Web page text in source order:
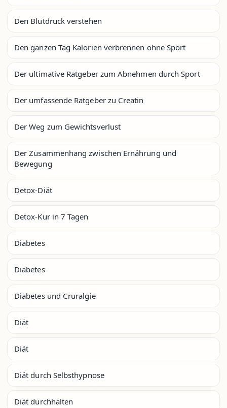
Den Blutdruck verstehen
Den ganzen Tag Kalorien verbrennen ohne Sport
Der ultimative Ratgeber zum Abnehmen durch Sport
Der umfassende Ratgeber zu Creatin
Der Weg zum Gewichtsverlust
Der Zusammenhang zwischen Ernährung und
Bewegung
Detox-Diät
Detox-Kur in 7 Tagen
Diabetes
Diabetes
Diabetes und Cruralgie
Diät
Diät
Diät durch Selbsthypnose
Diät durchhalten